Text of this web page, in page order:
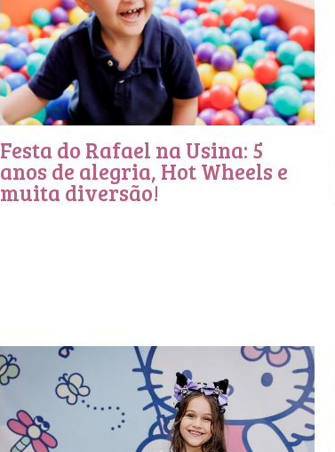
Festa do Rafael na Usina: 5
anos de alegria, Hot Wheels e
muita diversão!